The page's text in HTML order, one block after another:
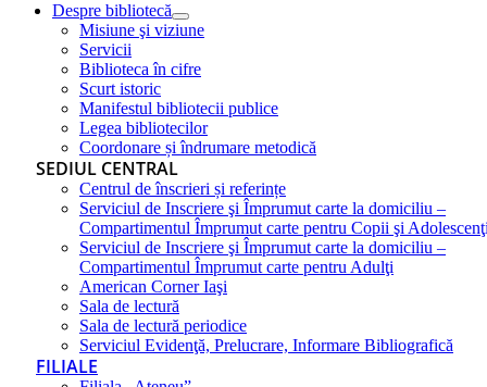
Despre bibliotecă
Misiune şi viziune
Servicii
Biblioteca în cifre
Scurt istoric
Manifestul bibliotecii publice
Legea bibliotecilor
Coordonare și îndrumare metodică
SEDIUL CENTRAL
Centrul de înscrieri și referințe
Serviciul de Inscriere şi Împrumut carte la domiciliu –
Compartimentul Împrumut carte pentru Copii şi
Serviciul de Inscriere şi Împrumut carte la domiciliu –
Compartimentul Împrumut carte pentru Adulţi
American Corner Iaşi
Sala de lectură
Sala de lectură periodice
Serviciul Evidenţă, Prelucrare, Informare Bibliografică
FILIALE